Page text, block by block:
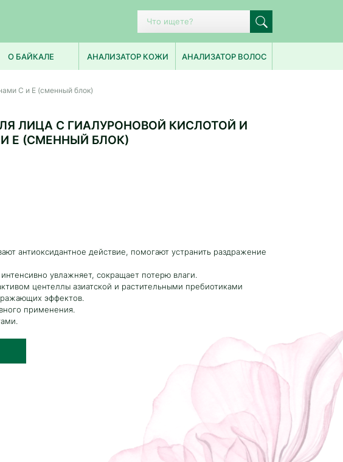
ПОПУЛЯРНЫЕ ЗАПРОСЫ
О БАЙКАЛЕ АНАЛИЗАТОР КОЖИ АНАЛИЗАТОР ВОЛОС
С и Е (сменный блок)
ЛИЦА С ГИАЛУРОНОВОЙ КИСЛОТОЙ И
Е (СМЕННЫЙ БЛОК)
антиоксидантное действие, помогают устранить раздражение
интенсивно увлажняет, сокращает потерю влаги.
центеллы азиатской и растительными пребиотиками
эффектов.
применения.